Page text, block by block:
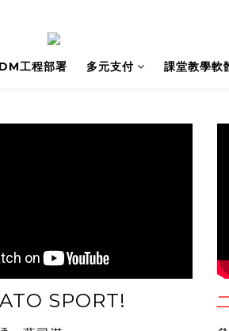
⼯程部署 多元支付 課堂教學軟
SPORT!